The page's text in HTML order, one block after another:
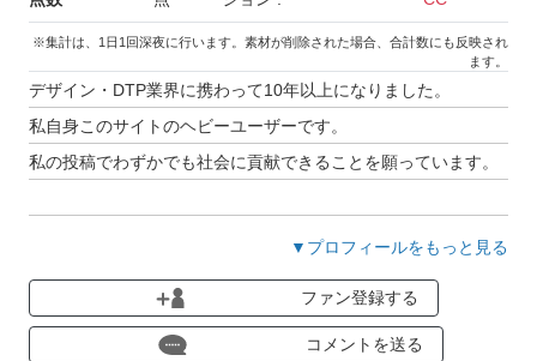
※集計は、1日1回深夜に行います。素材が削除された場合、合計数にも反映され
ます。
デザイン・DTP業界に携わって10年以上になりました。
私自身このサイトのヘビーユーザーです。
私の投稿でわずかでも社会に貢献できることを願っています。
アップロードに不備がございましたら、コメントいただけると
▼プロフィールをもっと見る
ファン登録する
コメントを送る